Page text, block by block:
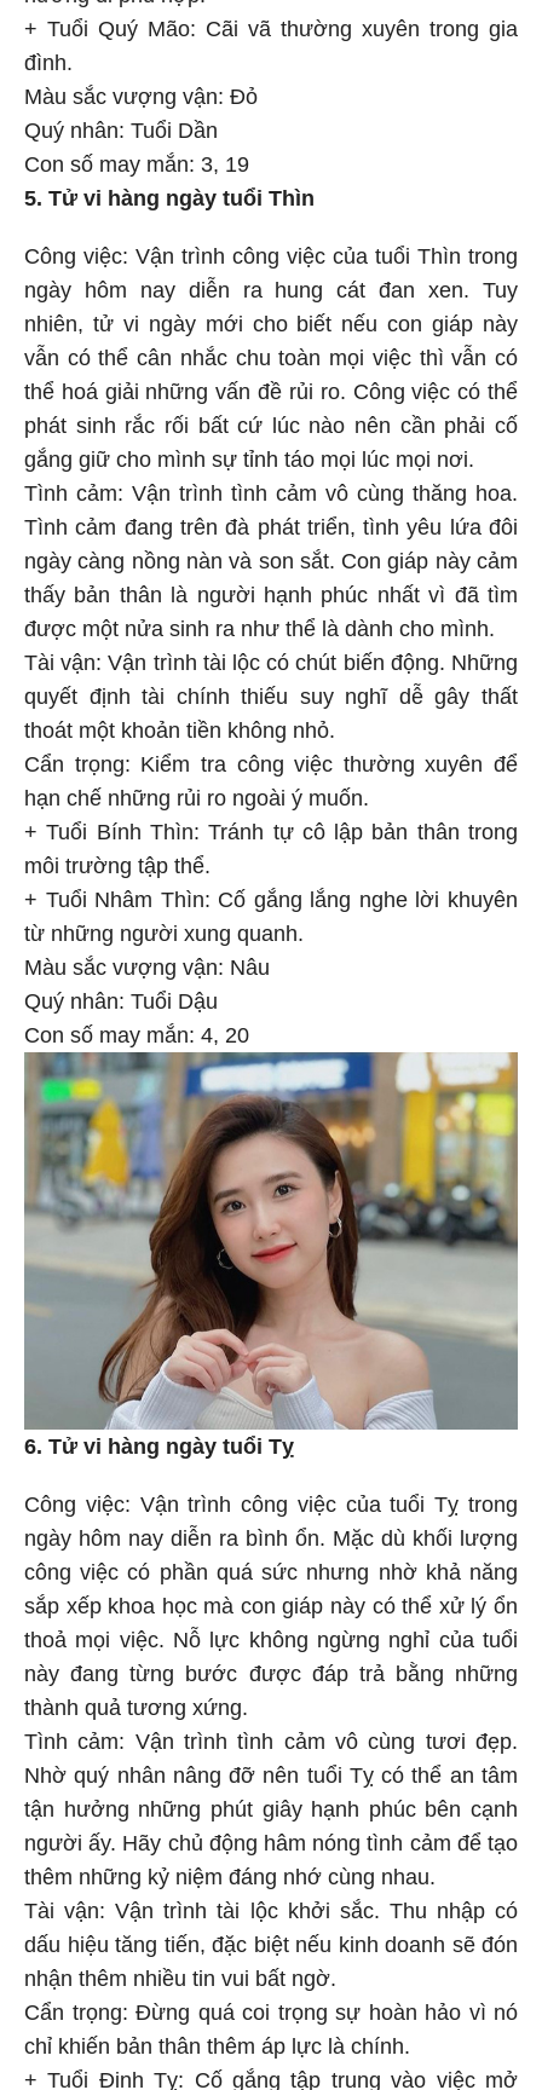
+ Tuổi Quý Mão: Cãi vã thường xuyên trong gia
đình.
Màu sắc vượng vận: Đỏ
Quý nhân: Tuổi Dần
Con số may mắn: 3, 19
5. Tử vi hàng ngày tuổi Thìn
Công việc: Vận trình công việc của tuổi Thìn trong
ngày hôm nay diễn ra hung cát đan xen. Tuy
nhiên, tử vi ngày mới cho biết nếu con giáp này
vẫn có thể cân nhắc chu toàn mọi việc thì vẫn có
thể hoá giải những vấn đề rủi ro. Công việc có thể
phát sinh rắc rối bất cứ lúc nào nên cần phải cố
gắng giữ cho mình sự tỉnh táo mọi lúc mọi nơi.
Tình cảm: Vận trình tình cảm vô cùng thăng hoa.
Tình cảm đang trên đà phát triển, tình yêu lứa đôi
ngày càng nồng nàn và son sắt. Con giáp này cảm
thấy bản thân là người hạnh phúc nhất vì đã tìm
được một nửa sinh ra như thể là dành cho mình.
Tài vận: Vận trình tài lộc có chút biến động. Những
quyết định tài chính thiếu suy nghĩ dễ gây thất
thoát một khoản tiền không nhỏ.
Cẩn trọng: Kiểm tra công việc thường xuyên để
hạn chế những rủi ro ngoài ý muốn.
+ Tuổi Bính Thìn: Tránh tự cô lập bản thân trong
môi trường tập thể.
+ Tuổi Nhâm Thìn: Cố gắng lắng nghe lời khuyên
từ những người xung quanh.
Màu sắc vượng vận: Nâu
Quý nhân: Tuổi Dậu
Con số may mắn: 4, 20
6. Tử vi hàng ngày tuổi Tỵ
Công việc: Vận trình công việc của tuổi Tỵ trong
ngày hôm nay diễn ra bình ổn. Mặc dù khối lượng
công việc có phần quá sức nhưng nhờ khả năng
sắp xếp khoa học mà con giáp này có thể xử lý ổn
thoả mọi việc. Nỗ lực không ngừng nghỉ của tuổi
này đang từng bước được đáp trả bằng những
thành quả tương xứng.
Tình cảm: Vận trình tình cảm vô cùng tươi đẹp.
Nhờ quý nhân nâng đỡ nên tuổi Tỵ có thể an tâm
tận hưởng những phút giây hạnh phúc bên cạnh
người ấy. Hãy chủ động hâm nóng tình cảm để tạo
thêm những kỷ niệm đáng nhớ cùng nhau.
Tài vận: Vận trình tài lộc khởi sắc. Thu nhập có
dấu hiệu tăng tiến, đặc biệt nếu kinh doanh sẽ đón
nhận thêm nhiều tin vui bất ngờ.
Cẩn trọng: Đừng quá coi trọng sự hoàn hảo vì nó
chỉ khiến bản thân thêm áp lực là chính.
+ Tuổi Đinh Tỵ: Cố gắng tập trung vào việc mở